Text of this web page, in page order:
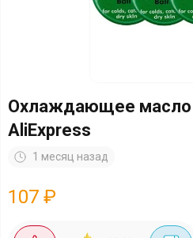
Охлаждающее масло
AliExpress
1 месяц назад
107 ₽